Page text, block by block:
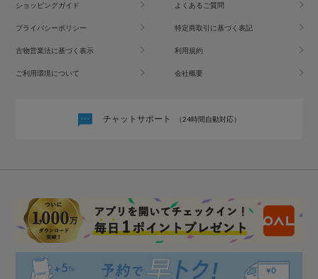
ショッピングガイド よくあるご質問
プライバシーポリシー 特定商取引に基づく表記
古物営業法に基づく表示 利用規約
ご利用環境について 会社概要
チャットサポート （24時間自動対応）